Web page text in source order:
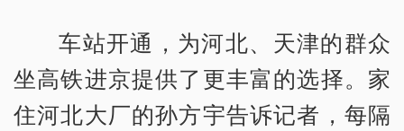
车站开通，为河北、天津的群众
坐高铁进京提供了更丰富的选择。家
住河北大厂的孙方宇告诉记者，每隔